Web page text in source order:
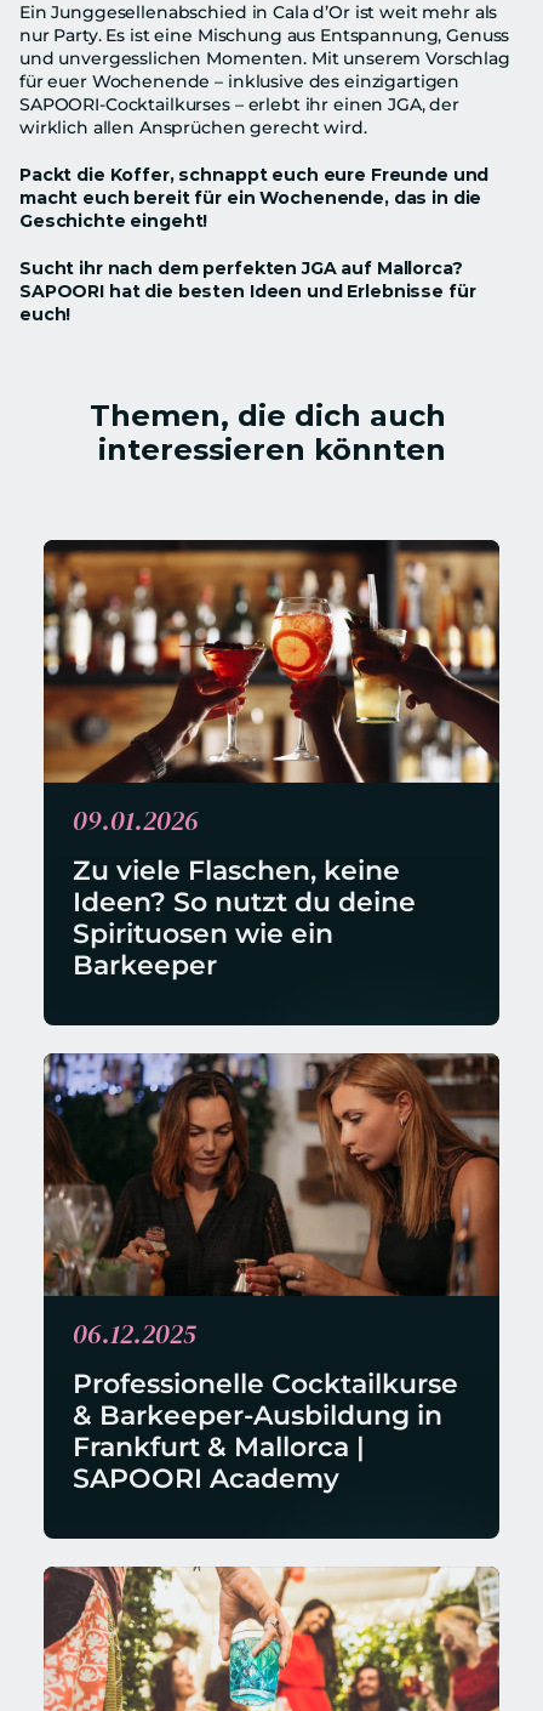
Ein Junggesellenabschied in Cala d’Or ist weit mehr als
nur Party. Es ist eine Mischung aus Entspannung, Genuss
und unvergesslichen Momenten. Mit unserem Vorschlag
für euer Wochenende – inklusive des einzigartigen
SAPOORI-Cocktailkurses – erlebt ihr einen JGA, der
wirklich allen Ansprüchen gerecht wird.
Packt die Koffer, schnappt euch eure Freunde und
macht euch bereit für ein Wochenende, das in die
Geschichte eingeht!
Sucht ihr nach dem perfekten JGA auf Mallorca?
SAPOORI hat die besten Ideen und Erlebnisse für
euch!
Themen, die dich auch
interessieren könnten
09.01.2026
Zu viele Flaschen, keine
Ideen? So nutzt du deine
Spirituosen wie ein
Barkeeper
06.12.2025
Professionelle Cocktailkurse
& Barkeeper-Ausbildung in
Frankfurt & Mallorca |
SAPOORI Academy